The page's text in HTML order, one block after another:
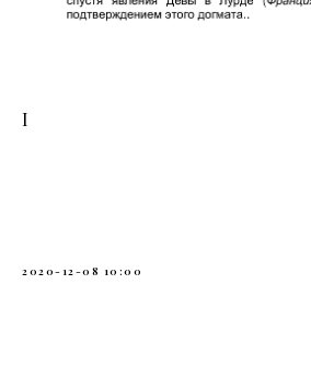
I
2020-12-08 10:00